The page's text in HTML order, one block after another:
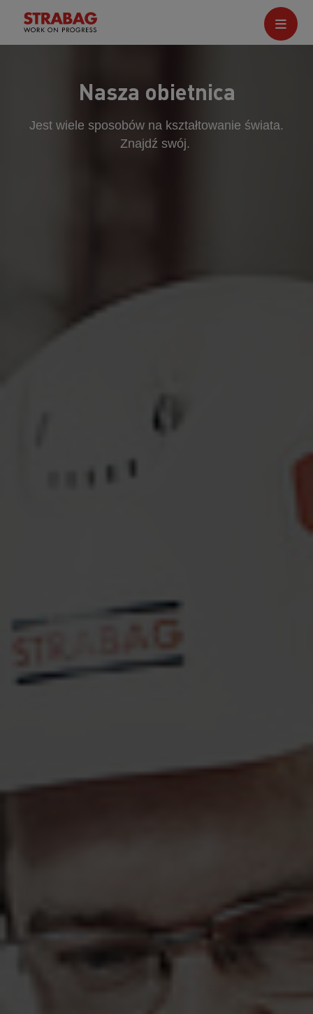
Nasza obietnica
Jest wiele sposobów na kształtowanie świata.
Znajdź swój.